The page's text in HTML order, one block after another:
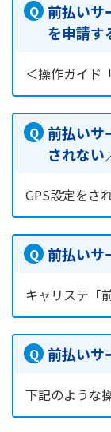
前払いサ
を申請す
＜操作ガイド
前払いサ
されない
GPS設定をさ
前払いサ
キャリステ「
前払いサ
下記のような